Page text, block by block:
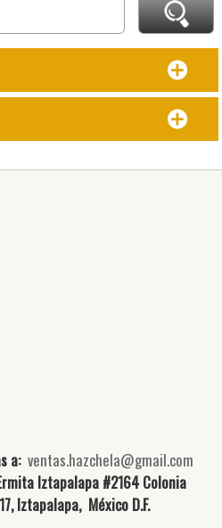
a: ventas.hazchela@gmail.com
Iztapalapa #2164 Colonia
Iztapalapa, México D.F.